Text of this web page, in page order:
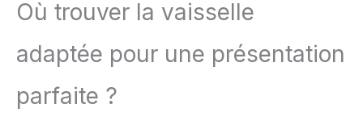
desserts, des tartes au
de la blancmange, du
pudding, du savon, etc
chaque moule mesure
27,3 cm x 13,5 cm x 2 cm.
Diamètre de chaque
cavité : 4,7 cm.
Où trouver la vaisselle
adaptée pour une présentation
parfaite ?